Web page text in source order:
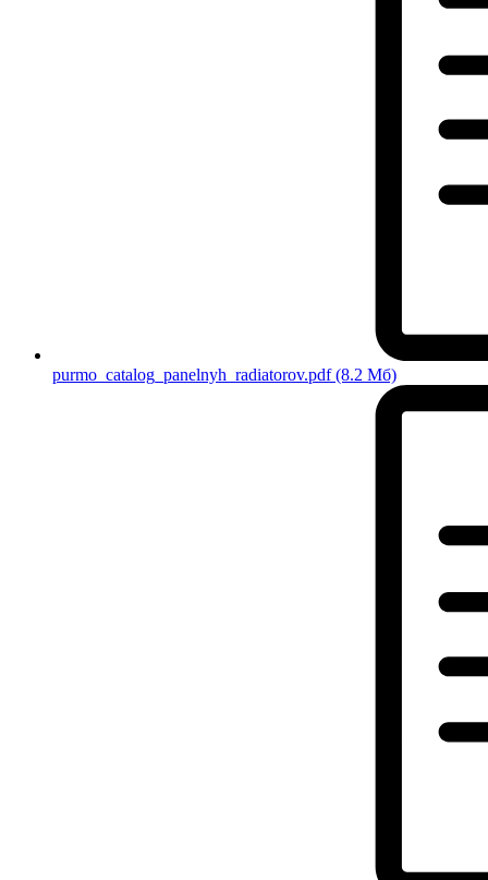
purmo_catalog_panelnyh_radiatorov.pdf(8.2 Мб)